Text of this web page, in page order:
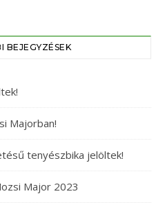
BEJEGYZÉSEK
Majorban!
tenyészbika jelöltek!
Major 2023